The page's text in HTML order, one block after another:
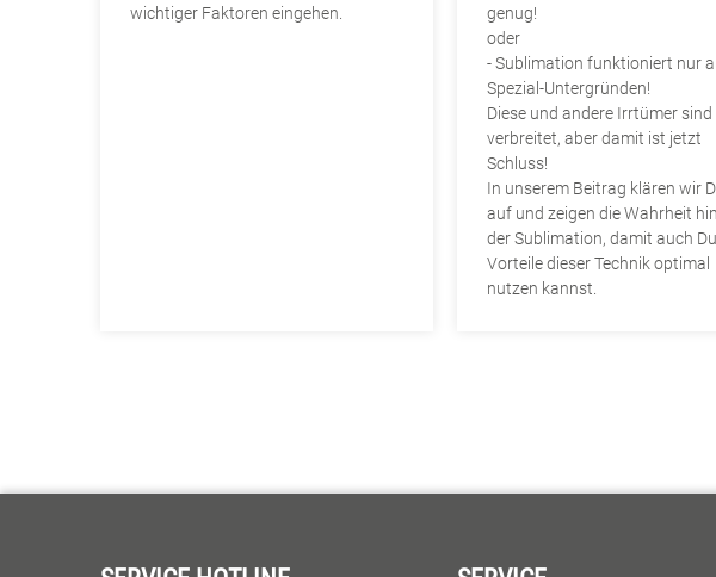
wichtiger Faktoren eingehen.
genug!
oder
- Sublimation funktioniert nur
Spezial-Untergründen!
Diese und andere Irrtümer sind
verbreitet, aber damit ist jetzt
Schluss!
In unserem Beitrag klären wir
auf und zeigen die Wahrheit
der Sublimation, damit auch
Vorteile dieser Technik optimal
nutzen kannst.